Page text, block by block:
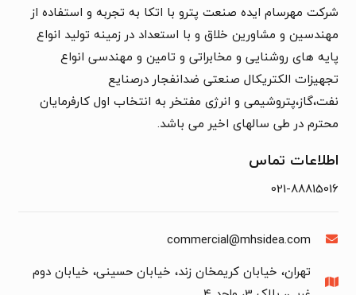
شرکت مهرسام ایده صنعت پترو با اتکا به تجربه و استفاده از
مهندسین و مشاورین خلاق و با استعداد در زمینه تولید انواع
پایه های روشنایی و مخابراتی و تامین و مهندسی انواع
تجهیزات الکتریکال صنعتی ضدانفجار درصنایع
نفت،گاز،پتروشیمی و انرژی مفتخر به انتخاب اول کارفرمایان
محترم در طی سالهای اخیر می باشد.
اطلاعات تماس
021-88815016
commercial@mhsidea.com
تهران، خیابان کریمخان زند، خیابان حسینی، خیابان دوم